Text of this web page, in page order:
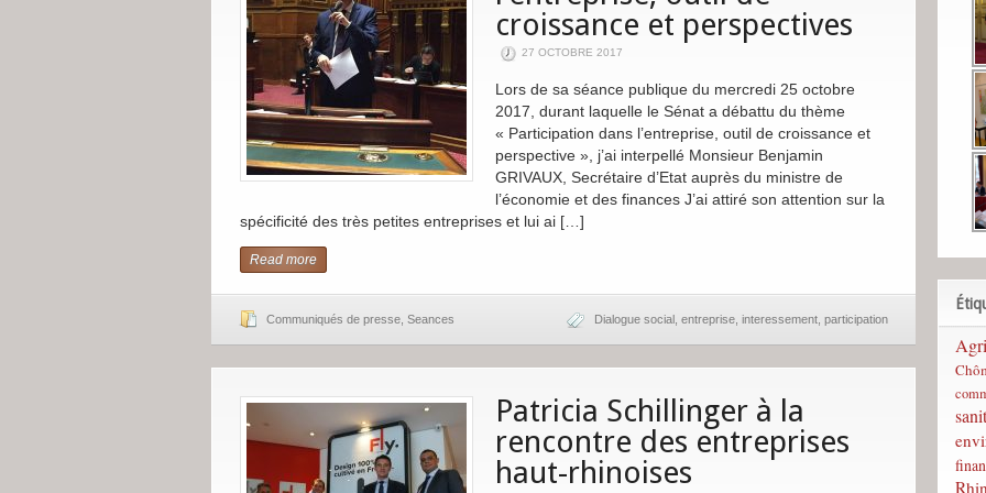
croissance et perspectives
27 OCTOBRE 2017
Lors de sa séance publique du mercredi 25 octobre
2017, durant laquelle le Sénat a débattu du thème
« Participation dans l’entreprise, outil de croissance et
perspective », j’ai interpellé Monsieur Benjamin
GRIVAUX, Secrétaire d’Etat auprès du ministre de
l’économie et des finances J’ai attiré son attention sur la
spécificité des très petites entreprises et lui ai […]
Read more
Communiqués de presse Seances Dialogue social entreprise interessement participation
Patricia Schillinger à la
rencontre des entreprises
haut-rhinoises